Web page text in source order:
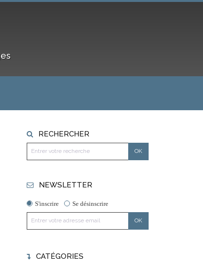
RECHERCHER
NEWSLETTER
S'inscrire Se désinscrire
CATÉGORIES